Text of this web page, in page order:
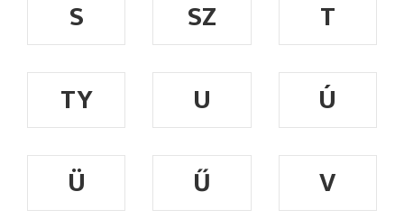
S SZ
T
TY
U
Ú
Ü
Ű
V